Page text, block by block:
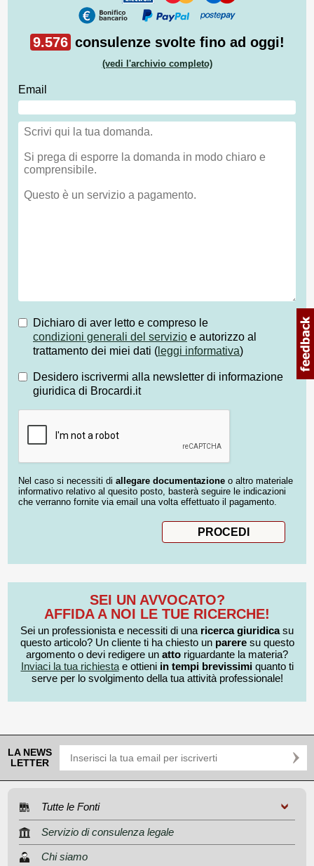
9.576 consulenze svolte fino ad oggi!
(vedi l'archivio completo)
Email
Dichiaro di aver letto e compreso le
condizioni generali del servizio e autorizzo al
trattamento dei miei dati ( leggi informativa)
Desidero iscrivermi alla newsletter di informazione
giuridica di Brocardi.it
Nel caso si necessiti di allegare documentazione o altro materiale
informativo relativo al quesito posto, basterà seguire le indicazioni
che verranno fornite via email una volta effettuato il pagamento.
SEI UN AVVOCATO?
AFFIDA A NOI LE TUE RICERCHE!
Sei un professionista e necessiti di una ricerca giuridicasu
questo articolo? Un cliente ti ha chiesto un pareresu questo
argomento o devi redigere un atto riguardante la materia?
Inviaci la tua richiestae ottieni in tempi brevissimiquanto ti
serve per lo svolgimento della tua attività professionale!
LA NEWS
LETTER
Tutte le Fonti
Servizio di consulenza legale
Chi siamo